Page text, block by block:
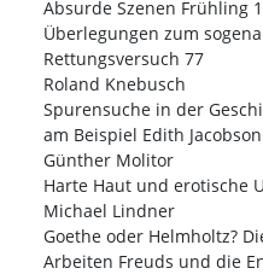
Absurde Szenen Frühling
Überlegungen zum
Rettungsversuch 77
Roland Knebusch
Spurensuche in der
am Beispiel Edith
Günther Molitor
Harte Haut und erotische
Michael Lindner
Goethe oder Helmholtz?
Arbeiten Freuds und die